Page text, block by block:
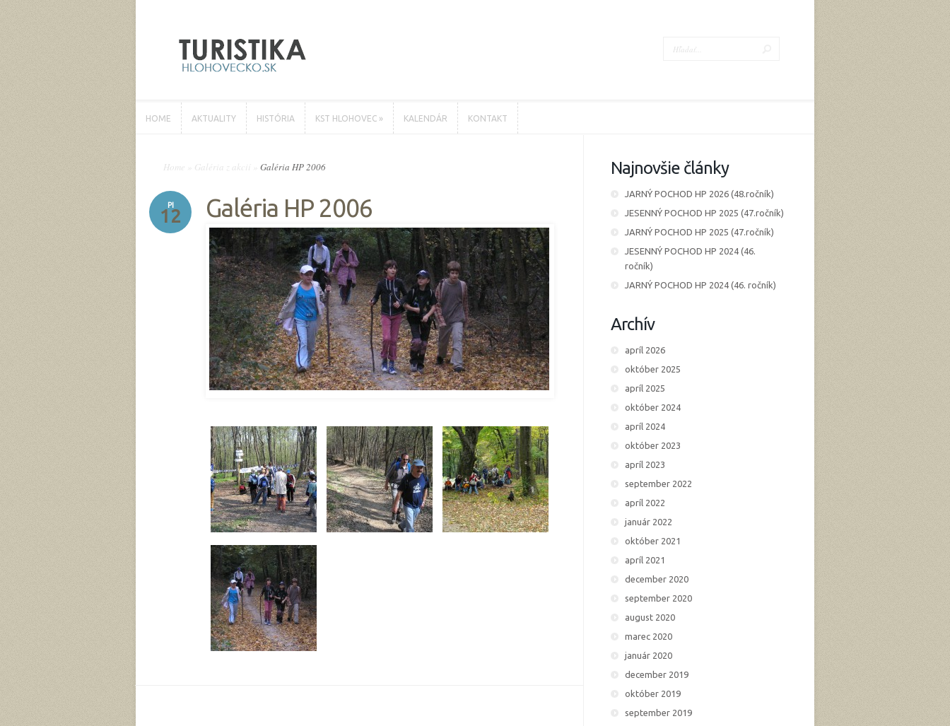
HOME AKTUALITY HISTÓRIA KST HLOHOVEC » KALENDÁR KONTAKT
Home Galéria z akcií Galéria HP 2006
PI
12 Galéria HP 2006
Najnovšie články
JARNÝ POCHOD HP 2026 (48.ročník)
JESENNÝ POCHOD HP 2025 (47.ročník)
JARNÝ POCHOD HP 2025 (47.ročník)
JESENNÝ POCHOD HP 2024 (46.
ročník)
JARNÝ POCHOD HP 2024 (46. ročník)
Archív
apríl 2026
október 2025
apríl 2025
október 2024
apríl 2024
október 2023
apríl 2023
september 2022
apríl 2022
január 2022
október 2021
apríl 2021
december 2020
september 2020
august 2020
marec 2020
január 2020
december 2019
október 2019
september 2019